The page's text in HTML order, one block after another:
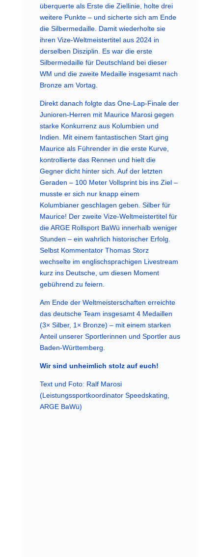
überquerte als Erste die Ziellinie, holte drei
weitere Punkte – und sicherte sich am Ende
die Silbermedaille. Damit wiederholte sie
ihren Vize-Weltmeistertitel aus 2024 in
derselben Disziplin. Es war die erste
Silbermedaille für Deutschland bei dieser
WM und die zweite Medaille insgesamt nach
Bronze am Vortag.
Direkt danach folgte das One-Lap-Finale der
Junioren-Herren mit Maurice Marosi gegen
starke Konkurrenz aus Kolumbien und
Indien. Mit einem fantastischen Start ging
Maurice als Führender in die erste Kurve,
kontrollierte das Rennen und hielt die
Gegner dicht hinter sich. Auf der letzten
Geraden – 100 Meter Vollsprint bis ins Ziel –
musste er sich nur knapp einem
Kolumbianer geschlagen geben. Silber für
Maurice! Der zweite Vize-Weltmeistertitel für
die ARGE Rollsport BaWü innerhalb weniger
Stunden – ein wahrlich historischer Erfolg.
Selbst Kommentator Thomas Storz
wechselte im englischsprachigen Livestream
kurz ins Deutsche, um diesen Moment
gebührend zu feiern.
Am Ende der Weltmeisterschaften erreichte
das deutsche Team insgesamt 4 Medaillen
(3× Silber, 1× Bronze) – mit einem starken
Anteil unserer Sportlerinnen und Sportler aus
Baden-Württemberg.
Wir sind unheimlich stolz auf euch!
Text und Foto: Ralf Marosi
(Leistungssportkoordinator Speedskating,
ARGE BaWü)